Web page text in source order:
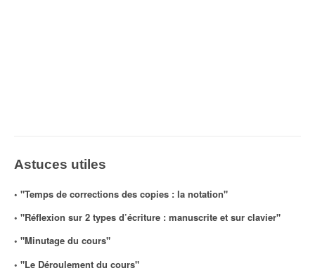
Astuces utiles
◦ "Temps de corrections des copies : la notation"
◦ "Réflexion sur 2 types d’écriture : manuscrite et sur clavier"
◦ "Minutage du cours"
◦ "Le Déroulement du cours"